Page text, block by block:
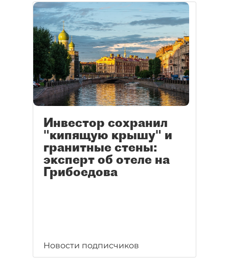
Инвестор сохранил
"кипящую крышу" и
гранитные стены:
эксперт об отеле на
Грибоедова
Новости подписчиков